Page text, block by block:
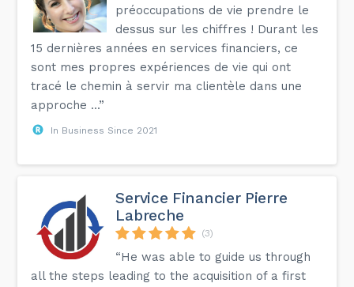
préoccupations de vie prendre le
dessus sur les chiffres ! Durant les
15 dernières années en services financiers, ce
sont mes propres expériences de vie qui ont
tracé le chemin à servir ma clientèle dans une
approche ...”
In Business Since 2021
Service Financier Pierre
Labreche
(3)
“He was able to guide us through
all the steps leading to the acquisition of a first